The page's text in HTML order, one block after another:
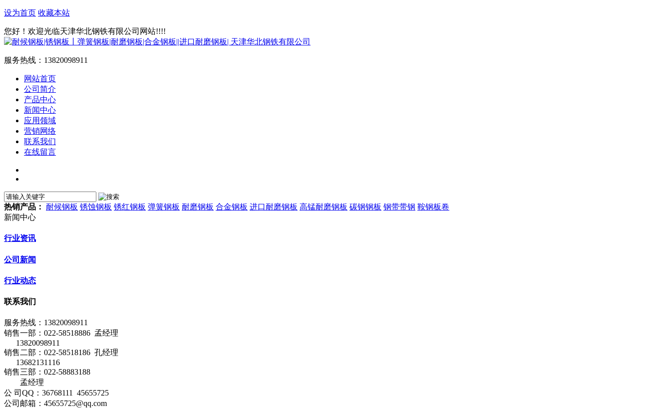
设为首页 收藏本站
您好！欢迎光临天津华北钢铁有限公司网站!!!!
服务热线： 13820098911
网站首页
公司简介
产品中心
新闻中心
应用领域
营销网络
联系我们
在线留言
热销产品： 耐候钢板 锈蚀钢板 锈红钢板 弹簧钢板 耐磨钢板 合金钢板 进口耐磨钢板 高锰耐磨钢板 碳钢钢板 钢带带钢 鞍钢板卷
新闻中心
行业资讯
公司新闻
行业动态
联系我们
服务热线： 13820098911
销售一部：022-58518886 孟经理
13820098911
销售二部：022-58518186 孔经理
13682131116
销售三部：022-58883188
孟经理
公 司QQ：36768111 45655725
公司邮箱：45655725@qq.com